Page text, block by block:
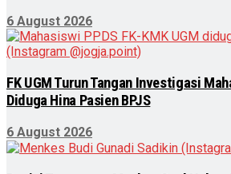
6 August 2026
FK UGM Turun Tangan Investigasi
Diduga Hina Pasien BPJS
6 August 2026